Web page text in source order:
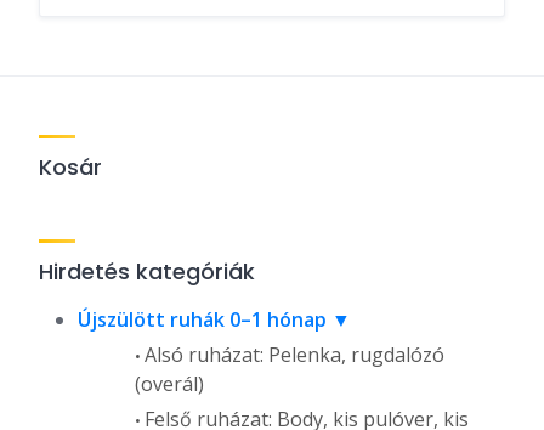
Kosár
Hirdetés kategóriák
Újszülött ruhák 0–1 hónap
Alsó ruházat: Pelenka, rugdalózó
(overál)
Felső ruházat: Body, kis pulóver, kis